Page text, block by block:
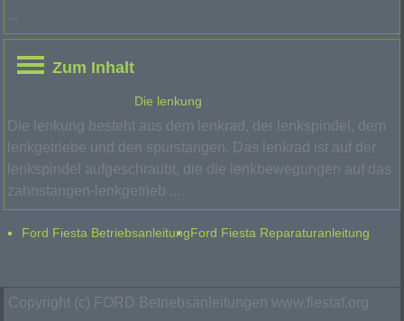
...
Zum Inhalt
Die lenkung
Die lenkung besteht aus dem lenkrad, der lenkspindel, dem
lenkgetriebe und den spurstangen. Das lenkrad ist auf der
lenkspindel aufgeschraubt, die die lenkbewegungen auf das
zahnstangen-lenkgetrieb ...
Ford Fiesta BetriebsanleitungFord Fiesta Reparaturanleitung
Copyright (c) FORD Betriebsanleitungen www.fiestaf.org